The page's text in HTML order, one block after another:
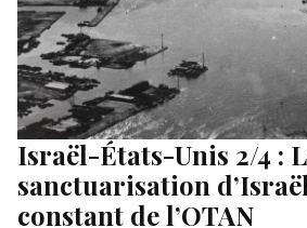
Israël-États-Unis 2/4 :
sanctuarisation
constant de l’OTAN